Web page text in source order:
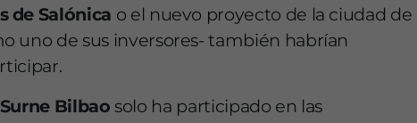
de Salónica o el nuevo proyecto de la ciudad de
uno de sus inversores- también habrían
Surne Bilbaosolo ha participado en las